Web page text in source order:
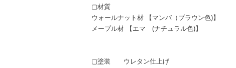
▢材質
ウォールナット材 【マンバ（ブラウン色)】
メープル材 【エマ (ナチュラル色)】
▢塗装 ウレタン仕上げ